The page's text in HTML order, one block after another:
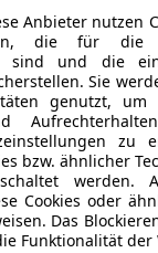
Anbieter nutzen
die für die
sind und die
Sie
genutzt,
zu
bzw. ähnlicher
werden.
Cookies oder
Das
Funktionalität